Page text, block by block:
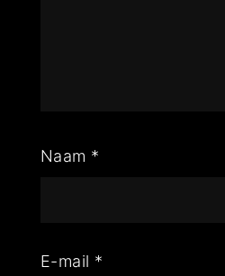
Naam *
E-mail *